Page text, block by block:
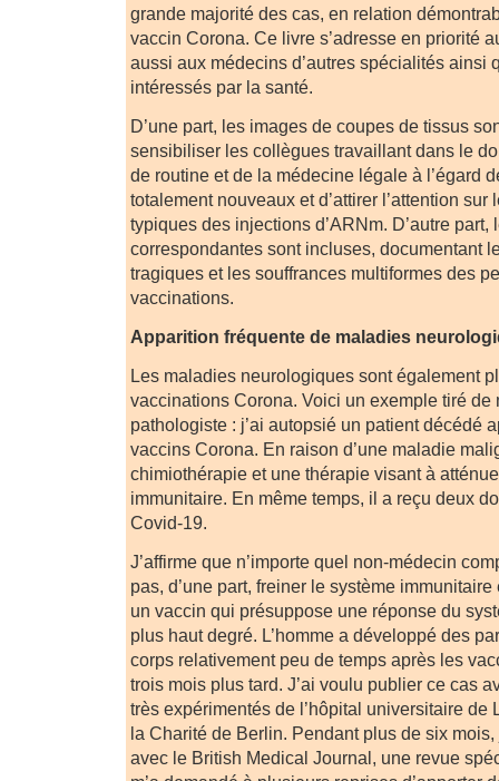
grande majorité des cas, en relation
vaccin Corona. Ce livre s’adresse en priorité
aussi aux médecins d’autres spécialités ainsi
intéressés par la santé.
D’une part, les images de coupes de tissus
sensibiliser les collègues travaillant dans le
de routine et de la médecine légale à l’égard
totalement nouveaux et d’attirer l’attention sur
typiques des injections d’ARNm. D’autre
correspondantes sont incluses, documentant
tragiques et les souffrances multiformes des
vaccinations.
Apparition fréquente de maladies
Les maladies neurologiques sont également
vaccinations Corona. Voici un exemple tiré de
pathologiste : j’ai autopsié un patient décédé
vaccins Corona. En raison d’une maladie
chimiothérapie et une thérapie visant à
immunitaire. En même temps, il a reçu deux
Covid-19.
J’affirme que n’importe quel non-médecin
pas, d’une part, freiner le système immunitaire
un vaccin qui présuppose une réponse du
plus haut degré. L’homme a développé des
corps relativement peu de temps après les
trois mois plus tard. J’ai voulu publier ce cas
très expérimentés de l’hôpital universitaire de
la Charité de Berlin. Pendant plus de six mois,
avec le British Medical Journal, une revue